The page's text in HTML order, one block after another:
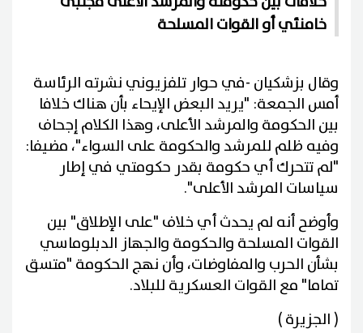
خامنئي أو القوات المسلحة
وقال بزشكيان -في حوار تلفزيوني نشرته الرئاسة
أمس الجمعة: "يريد البعض الإيحاء بأن هناك خلافا
بين الحكومة والمرشد الأعلى، وهذا الكلام إجحاف
وفيه ظلم للمرشد والحكومة على السواء"، مضيفا:
"لم تتحرك أي حكومة بقدر حكومتي في إطار
سياسات المرشد الأعلى".
وأوضح أنه لم يحدث أي خلاف "على الإطلاق" بين
القوات المسلحة والحكومة والجهاز الدبلوماسي
بشأن الحرب والمفاوضات، وأن نهج الحكومة "متسق
تماما" مع القوات العسكرية للبلاد.
( الجزيرة )